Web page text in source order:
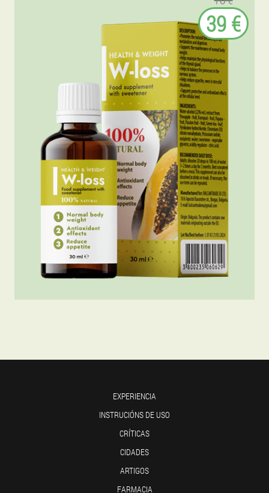
39 €
EXPERIENCIA
INSTRUCIÓNS DE USO
CRÍTICAS
CIDADES
ARTIGOS
FARMACIA